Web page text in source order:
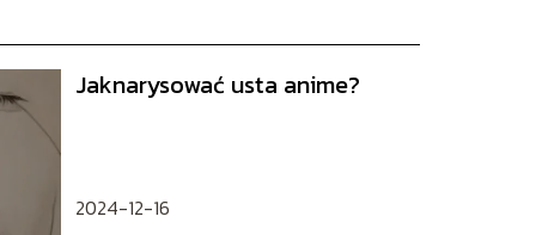
Jaknarysować usta anime?
2024-12-16